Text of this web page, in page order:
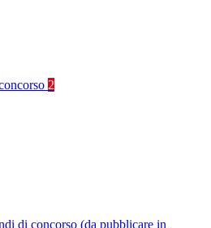
2
di concorso (da pubblicare in